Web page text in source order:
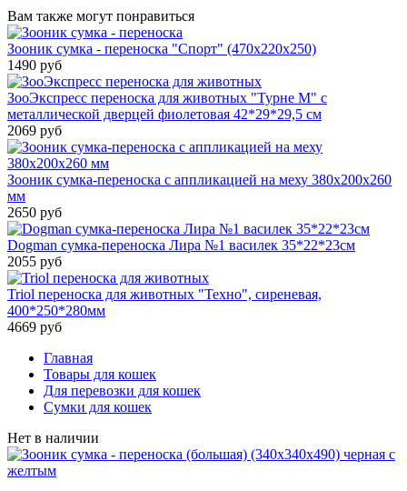
Вам также могут понравиться
Зооник сумка - переноска "Спорт" (470х220х250)
1490 руб
ЗооЭкспресс переноска для животных "Турне М" с
металлической дверцей фиолетовая 42*29*29,5 см
2069 руб
Зооник сумка-переноска с аппликацией на меху 380х200х260
мм
2650 руб
Dogman сумка-переноска Лира №1 василек 35*22*23см
2055 руб
Triol переноска для животных "Техно", сиреневая,
400*250*280мм
4669 руб
Главная
Товары для кошек
Для перевозки для кошек
Сумки для кошек
Нет в наличии